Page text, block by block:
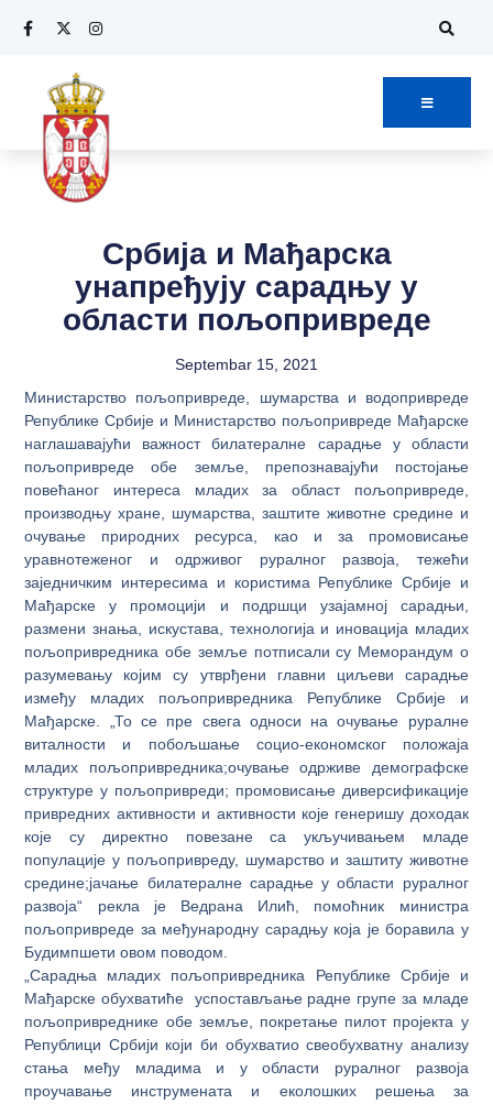
Србија и Мађарска
унапређују сарадњу у
области пољопривреде
Septembar 15, 2021
Министарство пољопривреде, шумарства и водопривреде
Републике Србије и Министарство пољопривреде Мађарске
наглашавајући важност билатералне сарадње у области
пољопривреде обе земље, препознавајући постојање
повећаног интереса младих за област пољопривреде,
производњу хране, шумарства, заштите животне средине и
очување природних ресурса, као и за промовисање
уравнотеженог и одрживог руралног развоја, тежећи
заједничким интересима и користима Републике Србије и
Мађарске у промоцији и подршци узајамној сарадњи,
размени знања, искустава, технологија и иновација младих
пољопривредника обе земље потписали су Меморандум о
разумевању којим су утврђени главни циљеви сарадње
између младих пољопривредника Републике Србије и
Мађарске. „То се пре свега односи на очување руралне
виталности и побољшање социо-економског положаја
младих пољопривредника;очување одрживе демографске
структуре у пољопривреди; промовисање диверсификације
привредних активности и активности које генеришу доходак
које су директно повезане са укључивањем младе
популације у пољопривреду, шумарство и заштиту животне
средине;јачање билатералне сарадње у области руралног
развоја“ рекла је Ведрана Илић, помоћник министра
пољопривреде за међународну сарадњу која је боравила у
Будимпшети овом поводом.
„Сарадња младих пољопривредника Републике Србије и
Мађарске обухватиће успостављање радне групе за младе
пољопривреднике обе земље, покретање пилот пројекта у
Републици Србији који би обухватио свеобухватну анализу
стања међу младима и у области руралног развоја
проучавање инструмената и еколошких решења за